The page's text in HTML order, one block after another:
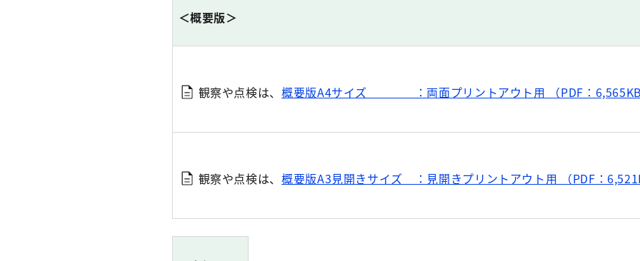
＜概要版＞
観察や点検は、 概要版A4サイズ ：両面プリントアウト用 （PDF：6,565KB
観察や点検は、 概要版A3見開きサイズ ：見開きプリントアウト用 （PDF：